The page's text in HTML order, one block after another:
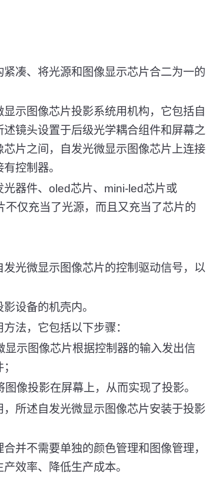
凑、将光源和图像显示芯片合二为一的
示图像芯片投影系统用机构，它包括自
镜头设置于后级光学耦合组件和屏幕之
片之间，自发光微显示图像芯片上连接
控制器。
器件、oled芯片、mini-led芯片或
仅充当了光源，而且又充当了芯片的
光微显示图像芯片的控制驱动信号，以
设备的机壳内。
法，它包括以下步骤：
示图像芯片根据控制器的输入发出信
像投影在屏幕上，从而实现了投影。
所述自发光微显示图像芯片安装于投影
并不需要单独的颜色管理和图像管理，
效率、降低生产成本。